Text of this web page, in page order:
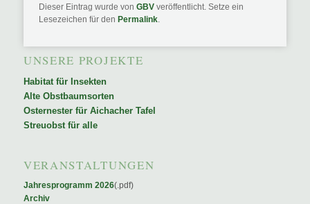
Dieser Eintrag wurde von GBVveröffentlicht. Setze ein
Lesezeichen für den Permalink.
UNSERE PROJEKTE
Habitat für Insekten
Alte Obstbaumsorten
Osternester für Aichacher Tafel
Streuobst für alle
VERANSTALTUNGEN
Jahresprogramm 2026(.pdf)
Archiv